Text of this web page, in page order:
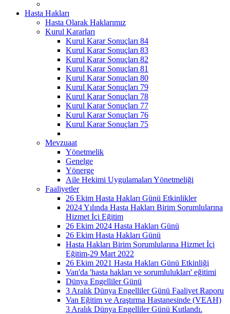
Hasta Hakları
Hasta Olarak Haklarımız
Kurul Kararları
Kurul Karar Sonuçları 84
Kurul Karar Sonuçları 83
Kurul Karar Sonuçları 82
Kurul Karar Sonuçları 81
Kurul Karar Sonuçları 80
Kurul Karar Sonuçları 79
Kurul Karar Sonuçları 78
Kurul Karar Sonuçları 77
Kurul Karar Sonuçları 76
Kurul Karar Sonuçları 75
Mevzuaat
Yönetmelik
Genelge
Yönerge
Aile Hekimi Uygulamaları Yönetmeliği
Faaliyetler
26 Ekim Hasta Hakları Günü Etkinlikler
2024 Yılında Hasta Hakları Birim Sorumlularına
Hizmet İçi Eğitim
26 Ekim 2024 Hasta Hakları Günü
26 Ekim Hasta Hakları Günü
Hasta Hakları Birim Sorumlularına Hizmet İçi
Eğitim-29 Mart 2022
26 Ekim 2021 Hasta Hakları Günü Etkinliği
Van'da 'hasta hakları ve sorumlulukları' eğitimi
Dünya Engelliler Günü
3 Aralık Dünya Engelliler Günü Faaliyet Raporu
Van Eğitim ve Araştırma Hastanesinde (VEAH)
3 Aralık Dünya Engelliler Günü Kutlandı.